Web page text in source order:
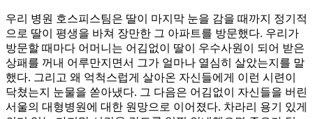
우리 병원 호스피스팀은 딸이 마지막 눈을 감을 때까지 정기적
으로 딸이 평생을 바쳐 장만한 그 아파트를 방문했다. 우리가
방문할 때마다 어머니는 어김없이 딸이 우수사원이 되어 받은
상패를 꺼내 어루만지면서 그가 얼마나 열심히 살았는지를 말
했다. 그리고 왜 억척스럽게 살아온 자신들에게 이런 시련이
닥쳤는지 눈물을 쏟아냈다. 그 다음은 어김없이 자신들을 버린
서울의 대형병원에 대한 원망으로 이어졌다. 차라리 용기 있게